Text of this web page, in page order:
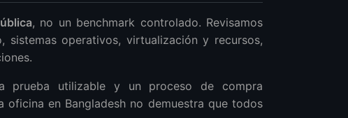
, no un benchmark controlado. Revisamos
sistemas operativos, virtualización y recursos,
prueba utilizable y un proceso de compra
en Bangladesh no demuestra que todos